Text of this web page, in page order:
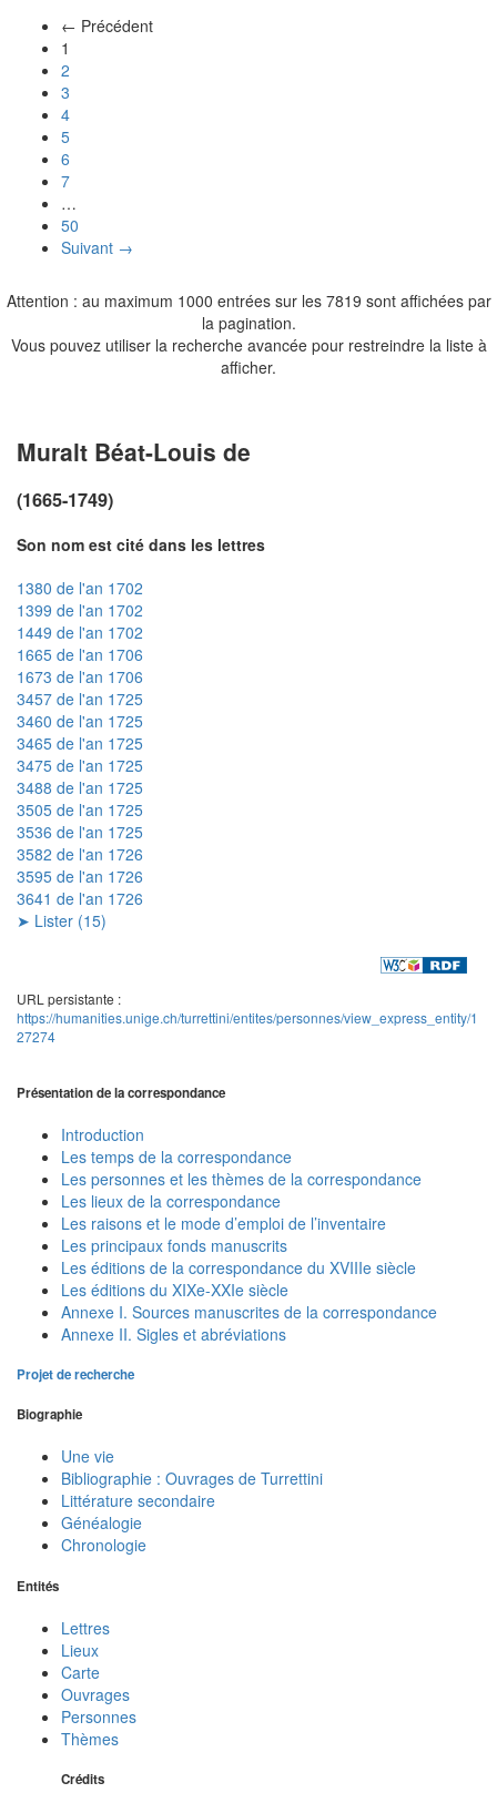
← Précédent
1
2
3
4
5
6
7
…
50
Suivant →
Attention : au maximum 1000 entrées sur les 7819 sont affichées par
la pagination.
Vous pouvez utiliser la recherche avancée pour restreindre la liste à
afficher.
Muralt Béat-Louis de
(1665-1749)
Son nom est cité dans les lettres
1380 de l'an 1702
1399 de l'an 1702
1449 de l'an 1702
1665 de l'an 1706
1673 de l'an 1706
3457 de l'an 1725
3460 de l'an 1725
3465 de l'an 1725
3475 de l'an 1725
3488 de l'an 1725
3505 de l'an 1725
3536 de l'an 1725
3582 de l'an 1726
3595 de l'an 1726
3641 de l'an 1726
➤ Lister (15)
URL persistante :
https://humanities.unige.ch/turrettini/entites/personnes/view_express_entity/1
27274
Présentation de la correspondance
Introduction
Les temps de la correspondance
Les personnes et les thèmes de la correspondance
Les lieux de la correspondance
Les raisons et le mode d’emploi de l’inventaire
Les principaux fonds manuscrits
Les éditions de la correspondance du XVIIIe siècle
Les éditions du XIXe-XXIe siècle
Annexe I. Sources manuscrites de la correspondance
Annexe II. Sigles et abréviations
Projet de recherche
Biographie
Une vie
Bibliographie : Ouvrages de Turrettini
Littérature secondaire
Généalogie
Chronologie
Entités
Lettres
Lieux
Carte
Ouvrages
Personnes
Thèmes
Crédits